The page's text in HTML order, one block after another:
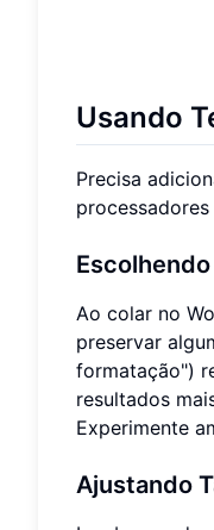
Usando
Precisa
Ao colar no
preservar
formatação")
resultados
Experimente
Ajustando